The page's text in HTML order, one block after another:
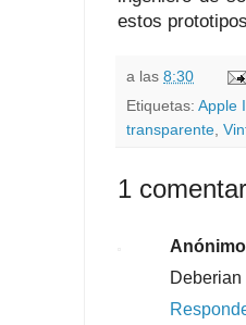
estos
a las 8:30
Etiquetas: Apple
transparente,
1
Anónimo
Deberian